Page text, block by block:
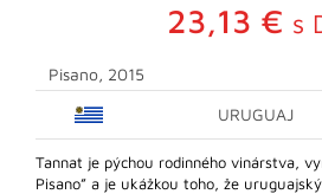
23,13 € s
Pisano, 2015
URUGUAJ
Tannat je pýchou rodinného vinárstva,
Pisano” a je ukážkou toho, že